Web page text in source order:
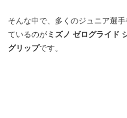
そんな中で、多くのジュニア選
ているのがミズノ ゼログライド
グリップです。